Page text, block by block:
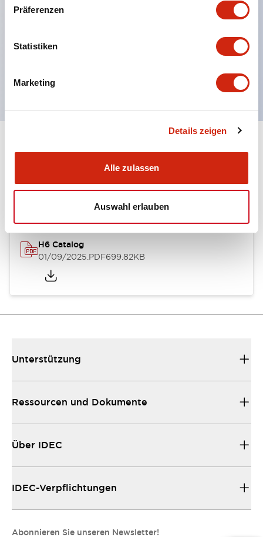
Präferenzen
Statistiken
Marketing
Details zeigen
Alle zulassen
Auswahl erlauben
Vibrationen und Stöße, mit Schutzart IP65 für
UL- und CSA-Zertifizierung.
(EN60947-5-1, TÜV Rheinland Zertifizierung)
Dokumente und Dateien
H6 Catalog
01/09/2025.PDF699.82KB
Unterstützung
Ressourcen und Dokumente
Über IDEC
IDEC-Verpflichtungen
Abonnieren Sie unseren Newsletter!